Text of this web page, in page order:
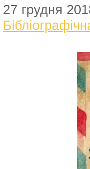
27 грудня